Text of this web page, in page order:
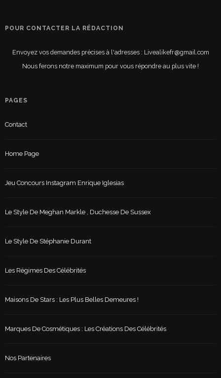
POUR CONTACTER LA RÉDACTION
Envoyez vos demandes précises à l'adresses : Livealikefr@gmail.com
Nous ferons notre maximum pour vous répondre au plus vite !
PAGES
Contact
Home Page
Jeu Concours Instagram Enrique Iglesias
Le Style De Meghan Markle , Duchesse De Sussex
Le Style De Stéphanie Durant
Les Régimes Des Célébrités
Maisons De Stars : Les Plus Belles Demeures !
Marques De Cosmétiques : Les Créations Des Célébrités
Nos Partenaires